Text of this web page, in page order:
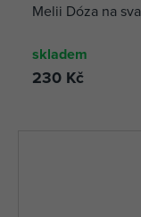
Melii Dóza na
skladem
230 Kč